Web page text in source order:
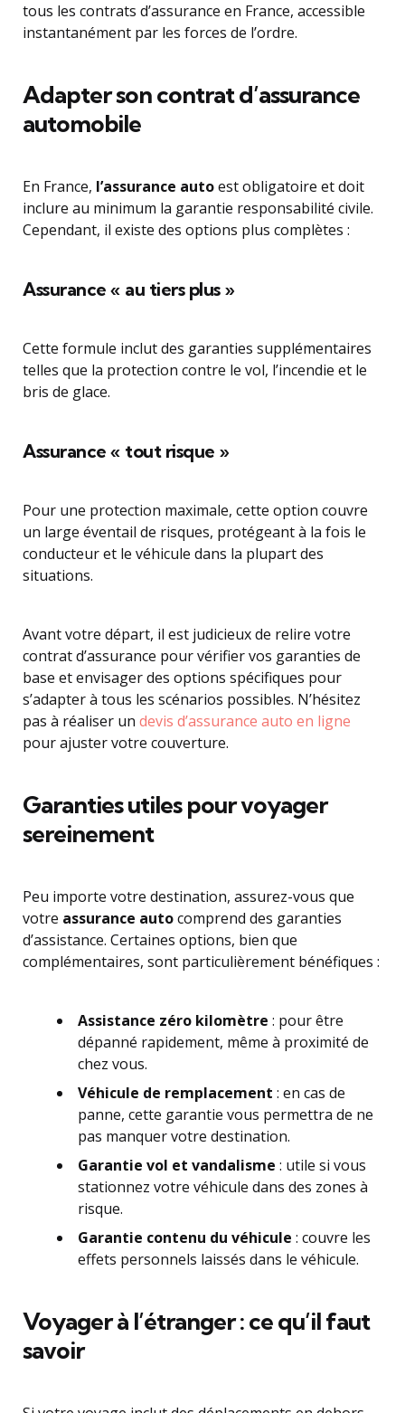
tous les contrats d’assurance en France, accessible
instantanément par les forces de l’ordre.
Adapter son contrat d’assurance
automobile
En France, l’assurance autoest obligatoire et doit
inclure au minimum la garantie responsabilité civile.
Cependant, il existe des options plus complètes :
Assurance « au tiers plus »
Cette formule inclut des garanties supplémentaires
telles que la protection contre le vol, l’incendie et le
bris de glace.
Assurance « tout risque »
Pour une protection maximale, cette option couvre
un large éventail de risques, protégeant à la fois le
conducteur et le véhicule dans la plupart des
situations.
Avant votre départ, il est judicieux de relire votre
contrat d’assurance pour vérifier vos garanties de
base et envisager des options spécifiques pour
s’adapter à tous les scénarios possibles. N’hésitez
pas à réaliser un devis d’assurance auto en ligne
pour ajuster votre couverture.
Garanties utiles pour voyager
sereinement
Peu importe votre destination, assurez-vous que
votre assurance autocomprend des garanties
d’assistance. Certaines options, bien que
complémentaires, sont particulièrement bénéfiques :
Assistance zéro kilomètre : pour être
dépanné rapidement, même à proximité de
chez vous.
Véhicule de remplacement : en cas de
panne, cette garantie vous permettra de ne
pas manquer votre destination.
Garantie vol et vandalisme : utile si vous
stationnez votre véhicule dans des zones à
risque.
Garantie contenu du véhicule : couvre les
effets personnels laissés dans le véhicule.
Voyager à l’étranger : ce qu’il faut
savoir